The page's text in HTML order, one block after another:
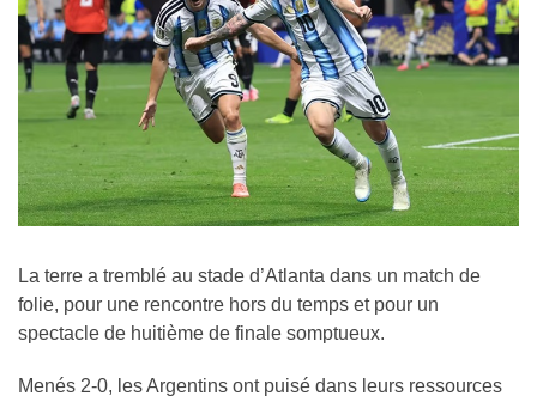
La terre a tremblé au stade d’Atlanta dans un match de
folie, pour une rencontre hors du temps et pour un
spectacle de huitième de finale somptueux.
Menés 2-0, les Argentins ont puisé dans leurs ressources